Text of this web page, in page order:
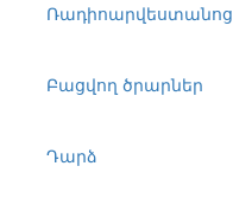
Ռադիոարվեստանոց
Բացվող ծրարներ
Դարձ